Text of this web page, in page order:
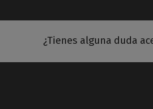
¿Tienes alguna duda